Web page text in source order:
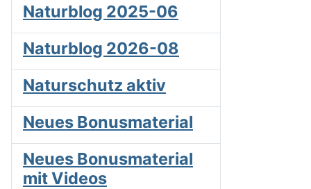
Naturblog 2025-06
Naturblog 2026-08
Naturschutz aktiv
Neues Bonusmaterial
Neues Bonusmaterial
mit Videos